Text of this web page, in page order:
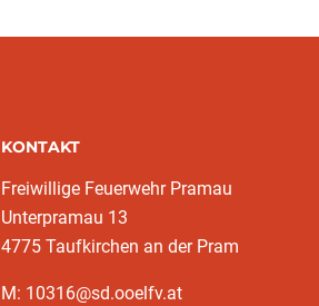
KONTAKT
Freiwillige Feuerwehr Pramau
Unterpramau 13
4775 Taufkirchen an der Pram
M: 10316@sd.ooelfv.at